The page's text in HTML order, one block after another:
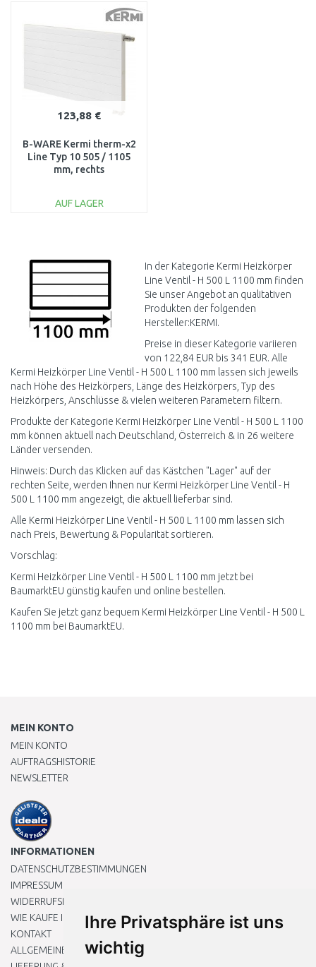
Ihre Privatsphäre ist uns
wichtig
Vergleichen
123,88 €
B-WARE Kermi therm-x2
Line Typ 10 505 / 1105
mm, rechts
AUF LAGER
Vergleichen
In der Kategorie Kermi Heizkörper
Line Ventil - H 500 L 1100 mm finden
Sie unser Angebot an qualitativen
Produkten der folgenden
Hersteller:KERMI.
Preise in dieser Kategorie variieren
von 122,84 EUR bis 341 EUR. Alle
Kermi Heizkörper Line Ventil - H 500 L 1100 mm lassen sich jeweils
nach Höhe des Heizkörpers, Länge des Heizkörpers, Typ des
Heizkörpers, Anschlüsse & vielen weiteren Parametern filtern.
Produkte der Kategorie Kermi Heizkörper Line Ventil - H 500 L 1100
mm können aktuell nach Deutschland, Österreich & in 26 weitere
Länder versenden.
Hinweis: Durch das Klicken auf das Kästchen "Lager" auf der
rechten Seite, werden Ihnen nur Kermi Heizkörper Line Ventil - H
500 L 1100 mm angezeigt, die aktuell lieferbar sind.
Alle Kermi Heizkörper Line Ventil - H 500 L 1100 mm lassen sich
nach Preis, Bewertung & Popularität sortieren.
Vorschlag:
Kermi Heizkörper Line Ventil - H 500 L 1100 mm jetzt bei
BaumarktEU günstig kaufen und online bestellen.
Kaufen Sie jetzt ganz bequem Kermi Heizkörper Line Ventil - H 500 L
1100 mm bei BaumarktEU.
MEIN KONTO
MEIN KONTO
AUFTRAGSHISTORIE
NEWSLETTER
INFORMATIONEN
DATENSCHUTZBESTIMMUNGEN
IMPRESSUM
WIDERRUFSRECHT
WIE KAUFE ICH EIN?
KONTAKT
ALLGEMEINEN GESCHÄFTSBEDINGUNGEN